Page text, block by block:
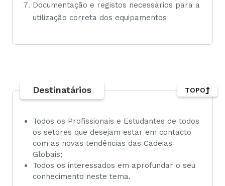
Documentação e registos necessários para a
utilização correta dos equipamentos
Destinatários
Todos os Profissionais e Estudantes de todos
os setores que desejam estar em contacto
com as novas tendências das Cadeias
Globais;
Todos os interessados em aprofundar o seu
conhecimento neste tema.
TOPO